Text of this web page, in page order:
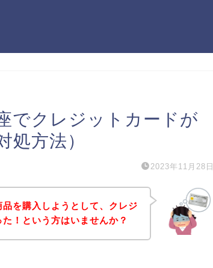
でクレジットカードが
処方法）
2023年11月28日
を購入しようとして、クレジ
！という方はいませんか？